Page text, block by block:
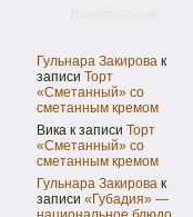
Гульнара Закирова к
записи Торт
«Сметанный» со
сметанным кремом
Вика к записи Торт
«Сметанный» со
сметанным кремом
Гульнара Закирова к
записи «Губадия» —